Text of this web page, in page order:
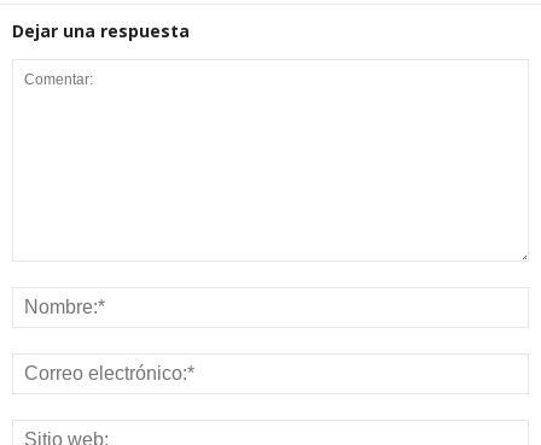
Dejar una respuesta